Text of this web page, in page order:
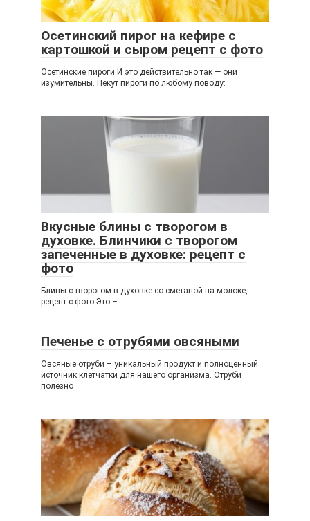
Осетинский пирог на кефире с
картошкой и сыром рецепт с фото
Осетинские пироги И это действительно так — они
изумительны. Пекут пироги по любому поводу:
Вкусные блины с творогом в
духовке. Блинчики с творогом
запеченные в духовке: рецепт с
фото
Блины с творогом в духовке со сметаной на молоке,
рецепт с фото Это –
Печенье с отрубями овсяными
Овсяные отруби – уникальный продукт и полноценный
источник клетчатки для нашего организма. Отруби
полезно